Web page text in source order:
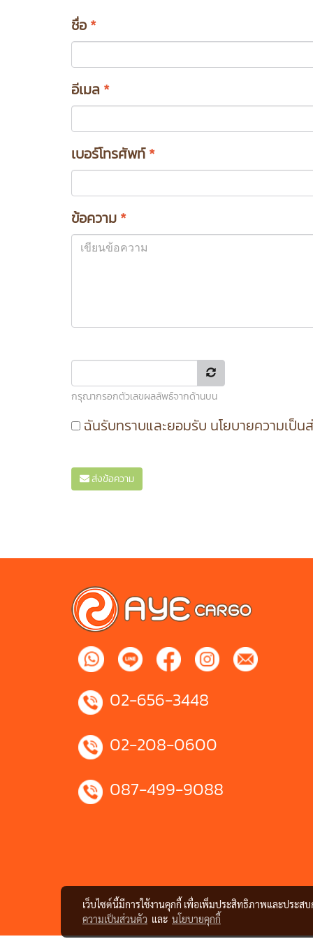
ชื่อ *
อีเมล *
เบอร์โทรศัพท์*
ข้อความ *
กรุณากรอกตัวเลขผลลัพธ์จากด้านบน
ฉันรับทราบและยอมรับ นโยบายความเป็น
ส่งข้อความ
02-656-3448
02-208-0600
087-499-9088
เว็บไซต์นี้มีการใช้งานคุกกี้ เพื่อเพิ่มประสิทธิภาพและประส
ความเป็นส่วนตัว และ นโยบายคุกกี้